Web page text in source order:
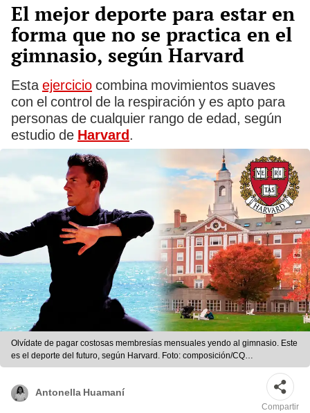
El mejor deporte para estar en
forma que no se practica en el
gimnasio, según Harvard
Esta ejercicio combina movimientos suaves
con el control de la respiración y es apto para
personas de cualquier rango de edad, según
estudio de Harvard.
Olvídate de pagar costosas membresías mensuales yendo al gimnasio. Este
es el deporte del futuro, según Harvard. Foto: composición/CQ
México/Harvard University
Antonella Huamaní
Compartir